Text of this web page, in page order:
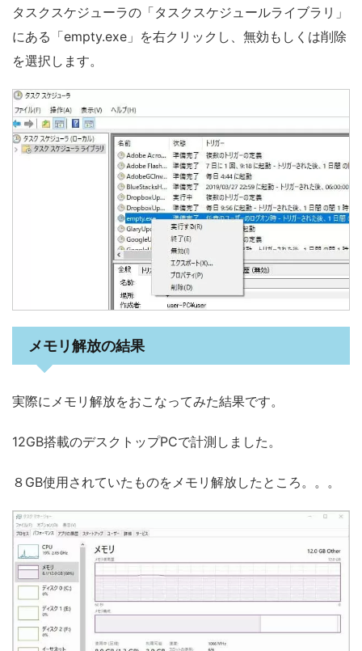
タスクスケジューラの「タスクスケジュールライブラリ」
にある「empty.exe」を右クリックし、無効もしくは削除
を選択します。
メモリ解放の結果
実際にメモリ解放をおこなってみた結果です。
12GB搭載のデスクトップPCで計測しました。
８GB使用されていたものをメモリ解放したところ。。。